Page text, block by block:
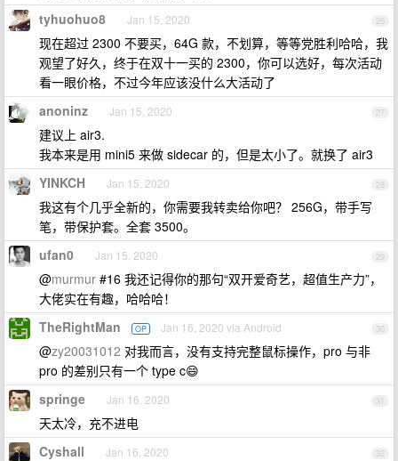
26
tyhuohuo8 Jan 15, 2020
现在超过 2300 不要买，64G 款，不划算，等等党胜利哈哈，我
观望了好久，终于在双十一买的 2300，你可以选好，每次活动
看一眼价格，不过今年应该没什么大活动了
27
anoninz Jan 15, 2020
建议上 air3.
我本来是用 mini5 来做 sidecar 的，但是太小了。就换了 air3
28
YINKCH Jan 15, 2020
我这有个几乎全新的，你需要我转卖给你吧？ 256G，带手写
笔，带保护套。全套 3500。
29
ufan0 Jan 15, 2020
@murmur #16 我还记得你的那句“双开爱奇艺，超值生产力”，
大佬实在有趣，哈哈哈！
30
TheRightMan OP Jan 16, 2020 via Android
@zy20031012 对我而言，没有支持完整鼠标操作，pro 与非
pro 的差别只有一个 type c😄
31
springe Jan 16, 2020
天太冷，充不进电
32
Cyshall Jan 16, 2020